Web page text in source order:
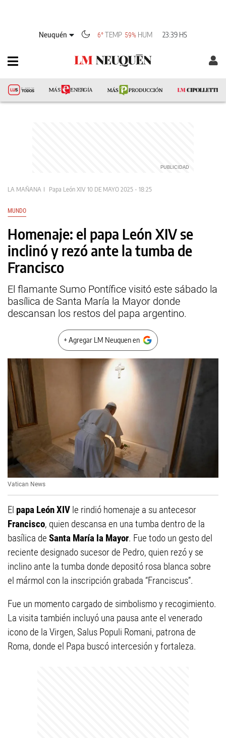
Neuquén 6° TEMP 59% HUM 23:39 HS
LA MAÑANA Papa León XIV 10 DE MAYO 2025 - 18:25
MUNDO
Homenaje: el papa León XIV se
inclinó y rezó ante la tumba de
Francisco
El flamante Sumo Pontífice visitó este sábado la
basílica de Santa María la Mayor donde
descansan los restos del papa argentino.
+ Agregar LM Neuquen en
Vatican News
El papa León XIV le rindió homenaje a su antecesor
Francisco, quien descansa en una tumba dentro de la
basílica de Santa María la Mayor. Fue todo un gesto del
reciente designado sucesor de Pedro, quien rezó y se
inclino ante la tumba donde depositó rosa blanca sobre
el mármol con la inscripción grabada “Franciscus”.
Fue un momento cargado de simbolismo y recogimiento.
La visita también incluyó una pausa ante el venerado
icono de la Virgen, Salus Populi Romani, patrona de
Roma, donde el Papa buscó intercesión y fortaleza.